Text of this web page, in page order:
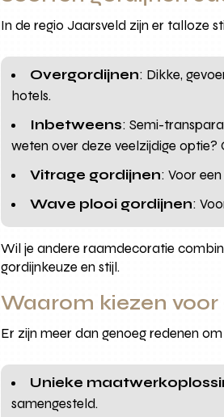
In de regio Jaarsveld zijn er talloze
Overgordijnen: Dikke,
hotels.
Inbetweens: Semi-
weten over deze veelzijdige
Vitrage gordijnen: Voor
Wave plooi gordijnen:
Wil je andere raamdecoratie
gordijnkeuze en stijl.
Waarom kiezen
Er zijn meer dan genoeg redenen
Unieke
samengesteld.